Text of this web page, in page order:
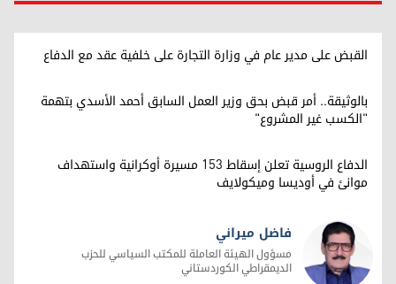
القبض على مدير عام في وزارة التجارة على خلفية عقد مع الدفاع
بالوثيقة.. أمر قبض بحق وزير العمل السابق أحمد الأسدي بتهمة
"الكسب غير المشروع"
الدفاع الروسية تعلن إسقاط 153 مسيرة أوكرانية واستهداف
موانئ في أوديسا وميكولايف
فاضل ميراني
مسؤول الهيئة العاملة للمكتب السياسي للحزب
الديمقراطي الكوردستاني